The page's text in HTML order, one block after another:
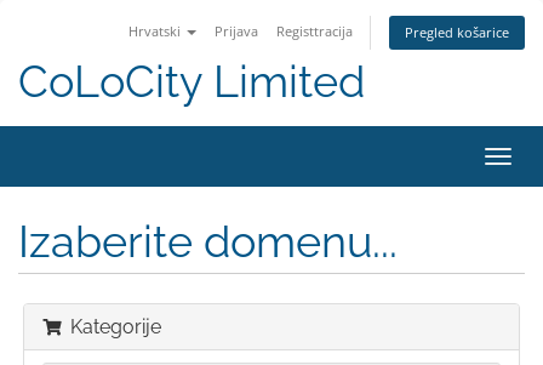
Hrvatski Prijava Registtracija Pregled košarice
CoLoCity Limited
Izaberite domenu...
Kategorije